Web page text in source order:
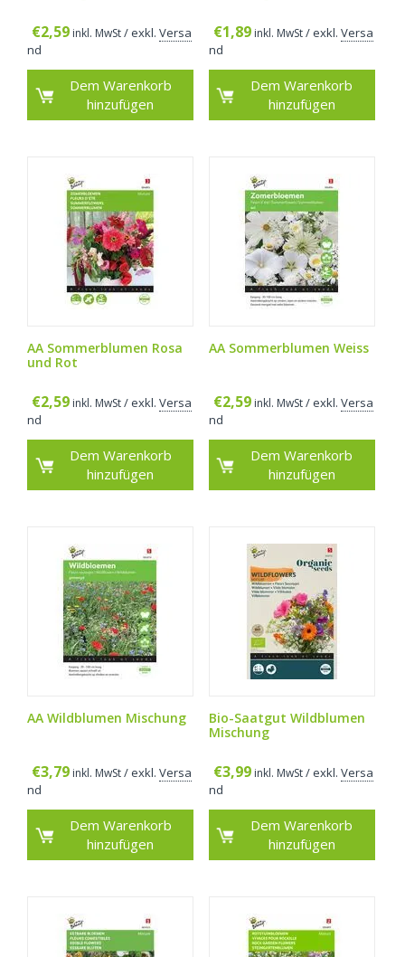
€2,59 inkl. MwSt/ exkl. Versa
nd
Dem Warenkorb
hinzufügen
€1,89 inkl. MwSt / exkl. Versa
nd
Dem Warenkorb
hinzufügen
AA Sommerblumen Rosa
und Rot
€2,59 inkl. MwSt/ exkl. Versa
nd
Dem Warenkorb
hinzufügen
AA Sommerblumen Weiss
€2,59 inkl. MwSt / exkl. Versa
nd
Dem Warenkorb
hinzufügen
AA Wildblumen Mischung
€3,79 inkl. MwSt/ exkl. Versa
nd
Dem Warenkorb
hinzufügen
Bio-Saatgut Wildblumen
Mischung
€3,99 inkl. MwSt / exkl. Versa
nd
Dem Warenkorb
hinzufügen